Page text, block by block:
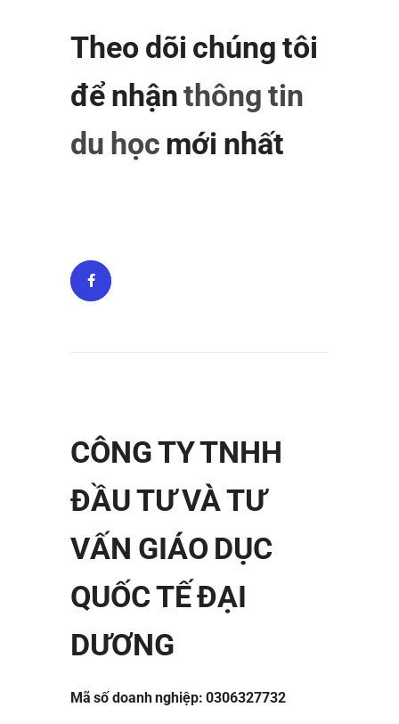
Theo dõi chúng tôi
để nhậnthông tin
du học mới nhất
CÔNG TY TNHH
ĐẦU TƯ VÀ TƯ
VẤN GIÁO DỤC
QUỐC TẾ ĐẠI
DƯƠNG
Mã số doanh nghiệp: 0306327732